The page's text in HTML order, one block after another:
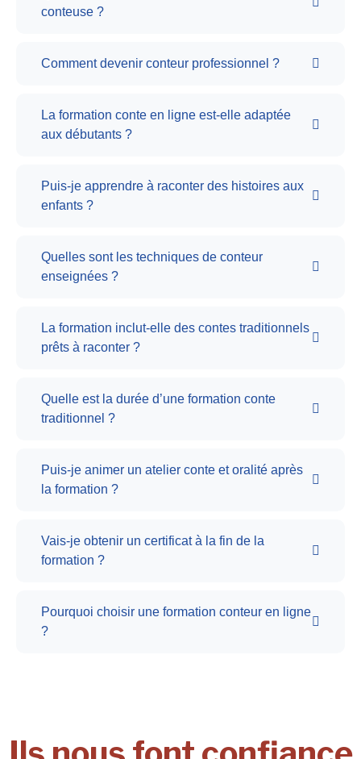
conteuse ?
Comment devenir conteur professionnel ?
La formation conte en ligne est-elle adaptée
aux débutants ?
Puis-je apprendre à raconter des histoires aux
enfants ?
Quelles sont les techniques de conteur
enseignées ?
La formation inclut-elle des contes traditionnels
prêts à raconter ?
Quelle est la durée d’une formation conte
traditionnel ?
Puis-je animer un atelier conte et oralité après
la formation ?
Vais-je obtenir un certificat à la fin de la
formation ?
Pourquoi choisir une formation conteur en ligne
?